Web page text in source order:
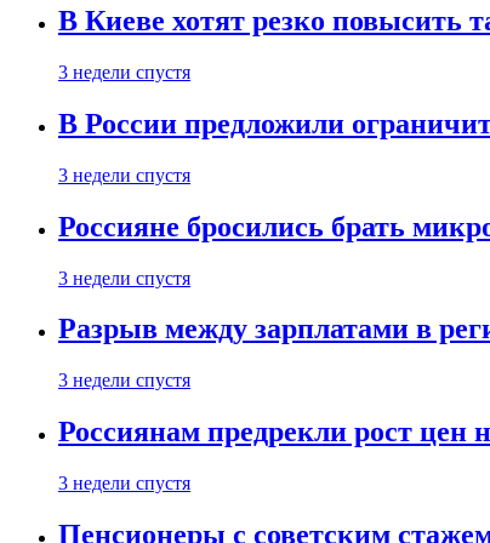
В Киеве хотят резко повысить
3 недели спустя
В России предложили
3 недели спустя
Россияне бросились брать
3 недели спустя
Разрыв между зарплатами в
3 недели спустя
Россиянам предрекли рост цен
3 недели спустя
Пенсионеры с советским